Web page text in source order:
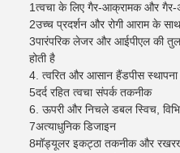
1त्वचा के लिए गैर-आक्रामक और गैर-
2उच्च प्रदर्शन और रोगी आराम के
3पारंपरिक लेजर और आईपीएल की
होती है
4. त्वरित और आसान हैंडपीस स्थापना
5दर्द रहित त्वचा संपर्क तकनीक
6. ऊपरी और निचले डबल स्विच,
7अत्याधुनिक डिजाइन
8मॉड्यूलर इकट्ठा तकनीक और